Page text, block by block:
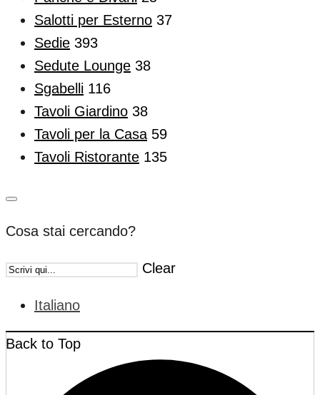
Salotti per Esterno 37
Sedie 393
Sedute Lounge 38
Sgabelli 116
Tavoli Giardino 38
Tavoli per la Casa 59
Tavoli Ristorante 135
Cosa stai cercando?
Clear
Italiano
Back to Top